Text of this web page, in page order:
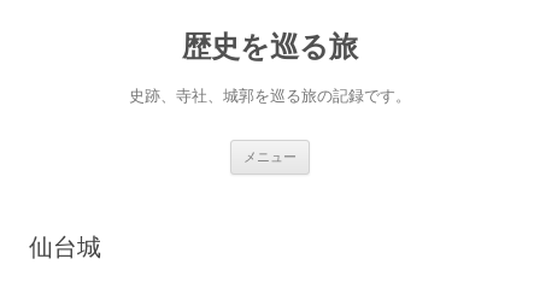
歴史を巡る旅
史跡、寺社、城郭を巡る旅の記録です。
メニュー
仙台城